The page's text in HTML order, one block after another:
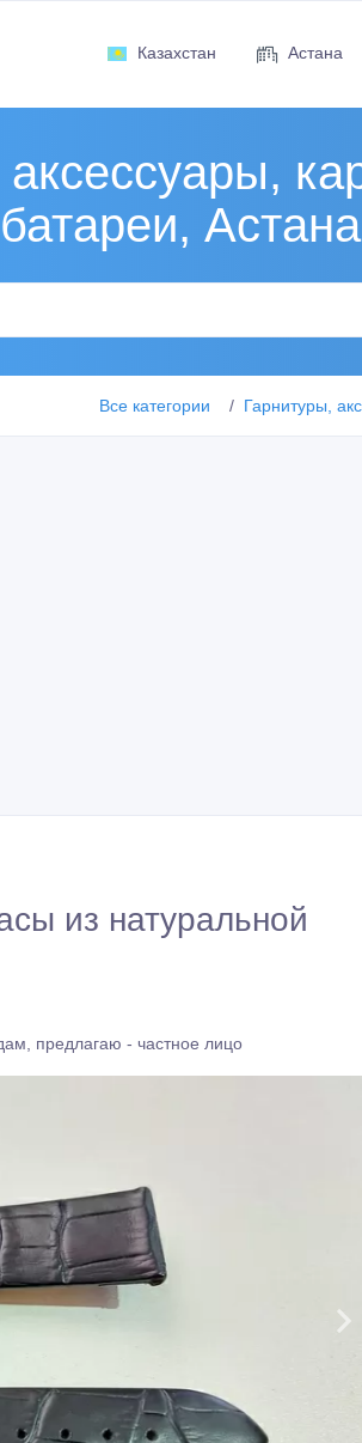
Казахстан Астана
батареи, Астана
Все категории Гарнитуры,
из натуральной
предлагаю - частное лицо